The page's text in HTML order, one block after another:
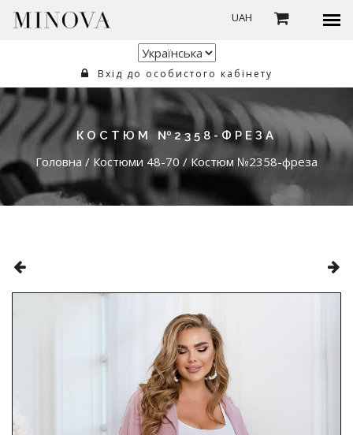
UAH
Вхід до особистого кабінету
КОСТЮМ №2358-ФРЕЗА
Головна / Костюми 48-70 / Костюм №2358-фреза